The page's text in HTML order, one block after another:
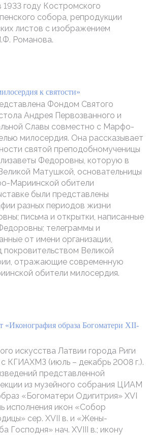
1933 году Костромского
собора, репродукции
листов с изображением
Романова.
к святости»
Фондом Святого
Андрея Первозванного и
Славы совместно с Марфо-
милосердия. Она рассказывает
святой преподобномученицы
Федоровны, которую в
Матушкой, основательницы
Мариинской обители
были представлены
разных периодов жизни
письма и открытки, написанные
телеграммы и
от имени организации,
покровительством Великой
отражающие современную
обители милосердия.
«Иконография образа Богоматери XII-
искусства Латвии города Риги
КГИАХМЗ (июль – декабрь 2008 г.).
представленной
из музейного собрания ЦИАМ
«Богоматери Одигитрия» XVI
исполнения икон «Собор
сер. XVII в. и «Жены-
Господня» нач. XVIII в.; икону